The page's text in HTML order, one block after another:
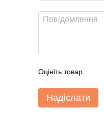
Оцініть товар
Надіслати